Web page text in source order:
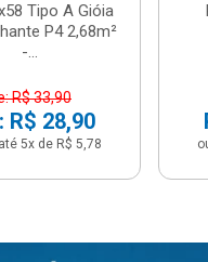
Tipo A Gióia
P4 2,68m²
-...
R$ 33,90
R$ 28,90
5x de R$ 5,78